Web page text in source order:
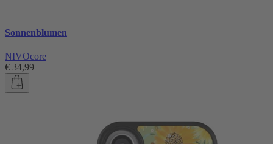
Sonnenblumen
NIVOcore
€ 34,99